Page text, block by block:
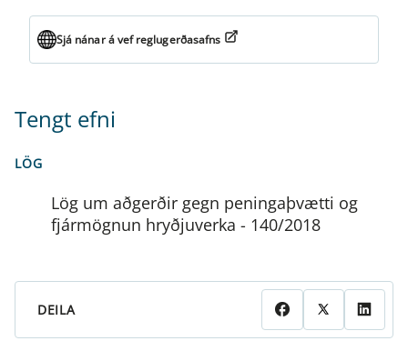
Sjá nánar á vef reglugerðasafns
Tengt efni
LÖG
Lög um aðgerðir gegn peningaþvætti og
fjármögnun hryðjuverka - 140/2018
DEILA